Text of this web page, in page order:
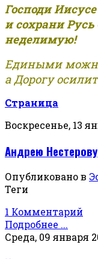
Господи
и сохрани
неделимую!
Едиными
а Дорогу
Страница
Воскресенье, 13
Андрею Нестерову
Опубликовано в
Теги
1 Комментарий
Подробнее ...
Среда, 09 января